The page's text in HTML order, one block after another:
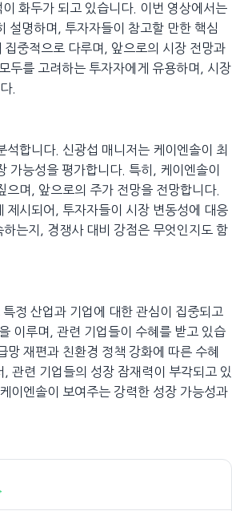
화두가 되고 있습니다. 이번 영상에서는
설명하며, 투자자들이 참고할 만한 핵심
중적으로 다루며, 앞으로의 시장 전망과
두를 고려하는 투자자에게 유용하며, 시장
.
합니다. 신광섭 매니저는 케이엔솔이 최
가능성을 평가합니다. 특히, 케이엔솔이
며, 앞으로의 주가 전망을 전망합니다.
제시되어, 투자자들이 시장 변동성에 대응
는지, 경쟁사 대비 강점은 무엇인지도 함
정 산업과 기업에 대한 관심이 집중되고
이루며, 관련 기업들이 수혜를 받고 있습
재편과 친환경 정책 강화에 따른 수혜
관련 기업들의 성장 잠재력이 부각되고 있
이엔솔이 보여주는 강력한 성장 가능성과